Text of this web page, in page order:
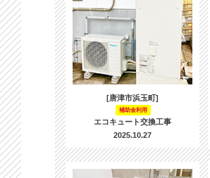
[唐津市浜玉町]
補助金利用
エコキュート交換工事
2025.10.27